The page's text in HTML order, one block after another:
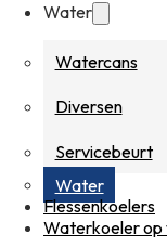
Water
Watercans
Diversen
Servicebeurt
Water
Flessenkoelers
Waterkoeler